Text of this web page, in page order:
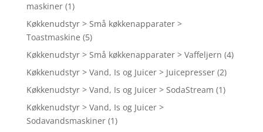
maskiner (1)
Køkkenudstyr > Små køkkenapparater >
Toastmaskine (5)
Køkkenudstyr > Små køkkenapparater > Vaffeljern (4)
Køkkenudstyr > Vand, Is og Juicer > Juicepresser (2)
Køkkenudstyr > Vand, Is og Juicer > SodaStream (1)
Køkkenudstyr > Vand, Is og Juicer >
Sodavandsmaskiner (1)